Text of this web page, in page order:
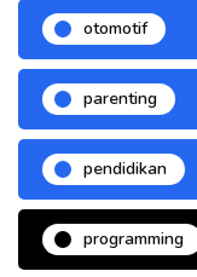
otomotif
parenting
pendidikan
programming